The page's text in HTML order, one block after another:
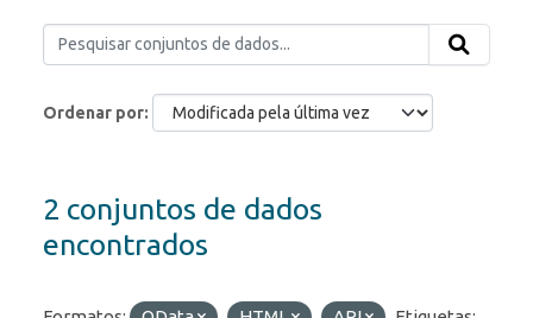
Ordenar por
2 conjuntos de dados
encontrados